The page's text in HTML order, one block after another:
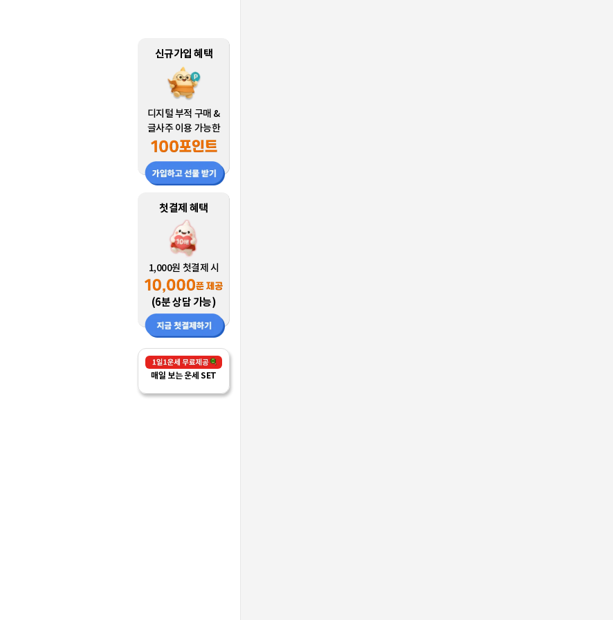
신규가입 혜택
디지털 부적 구매 &
글사주 이용 가능한
첫결제 혜택
1,000원 첫결제 시
(6분 상담 가능)
매일 보는 운세 SET